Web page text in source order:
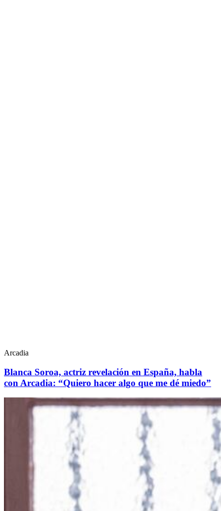
Arcadia
Blanca Soroa, actriz revelación en España, habla
con Arcadia: “Quiero hacer algo que me dé miedo”